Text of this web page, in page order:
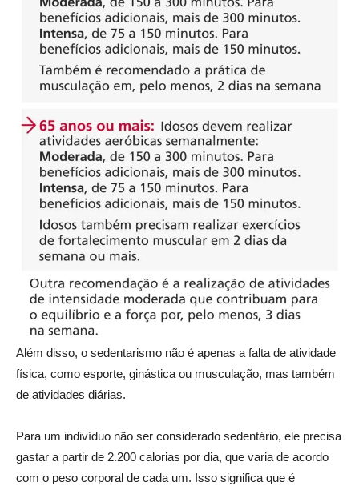
Além disso, o sedentarismo não é apenas a falta de atividade
física, como esporte, ginástica ou musculação, mas também
de atividades diárias.
Para um indivíduo não ser considerado sedentário, ele precisa
gastar a partir de 2.200 calorias por dia, que varia de acordo
com o peso corporal de cada um. Isso significa que é